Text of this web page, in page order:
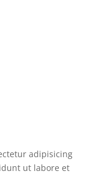
adipisicing
ut labore et